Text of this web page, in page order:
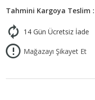
Tahmini Kargoya Teslim :
14 Gün Ücretsiz İade
Mağazayı Şikayet Et